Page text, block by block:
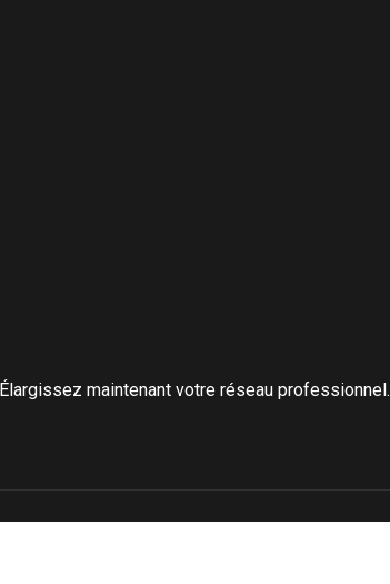
maintenant votre réseau professionnel.